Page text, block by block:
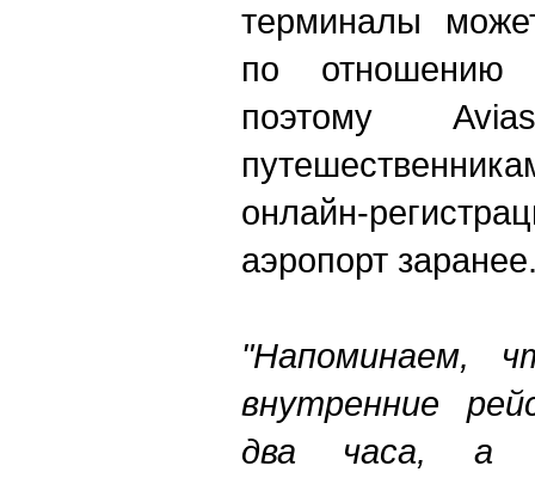
терминалы
по
поэтому
онлайн-
аэропорт
"Напоминаем,
внутренние
два часа, а